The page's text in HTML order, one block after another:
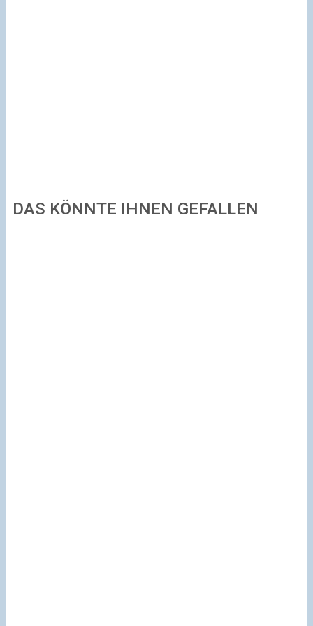
DAS KÖNNTE IHNEN GEFALLEN